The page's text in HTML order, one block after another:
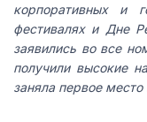
корпоративных и
фестивалях и Дне
заявились во все
получили высокие
заняла первое